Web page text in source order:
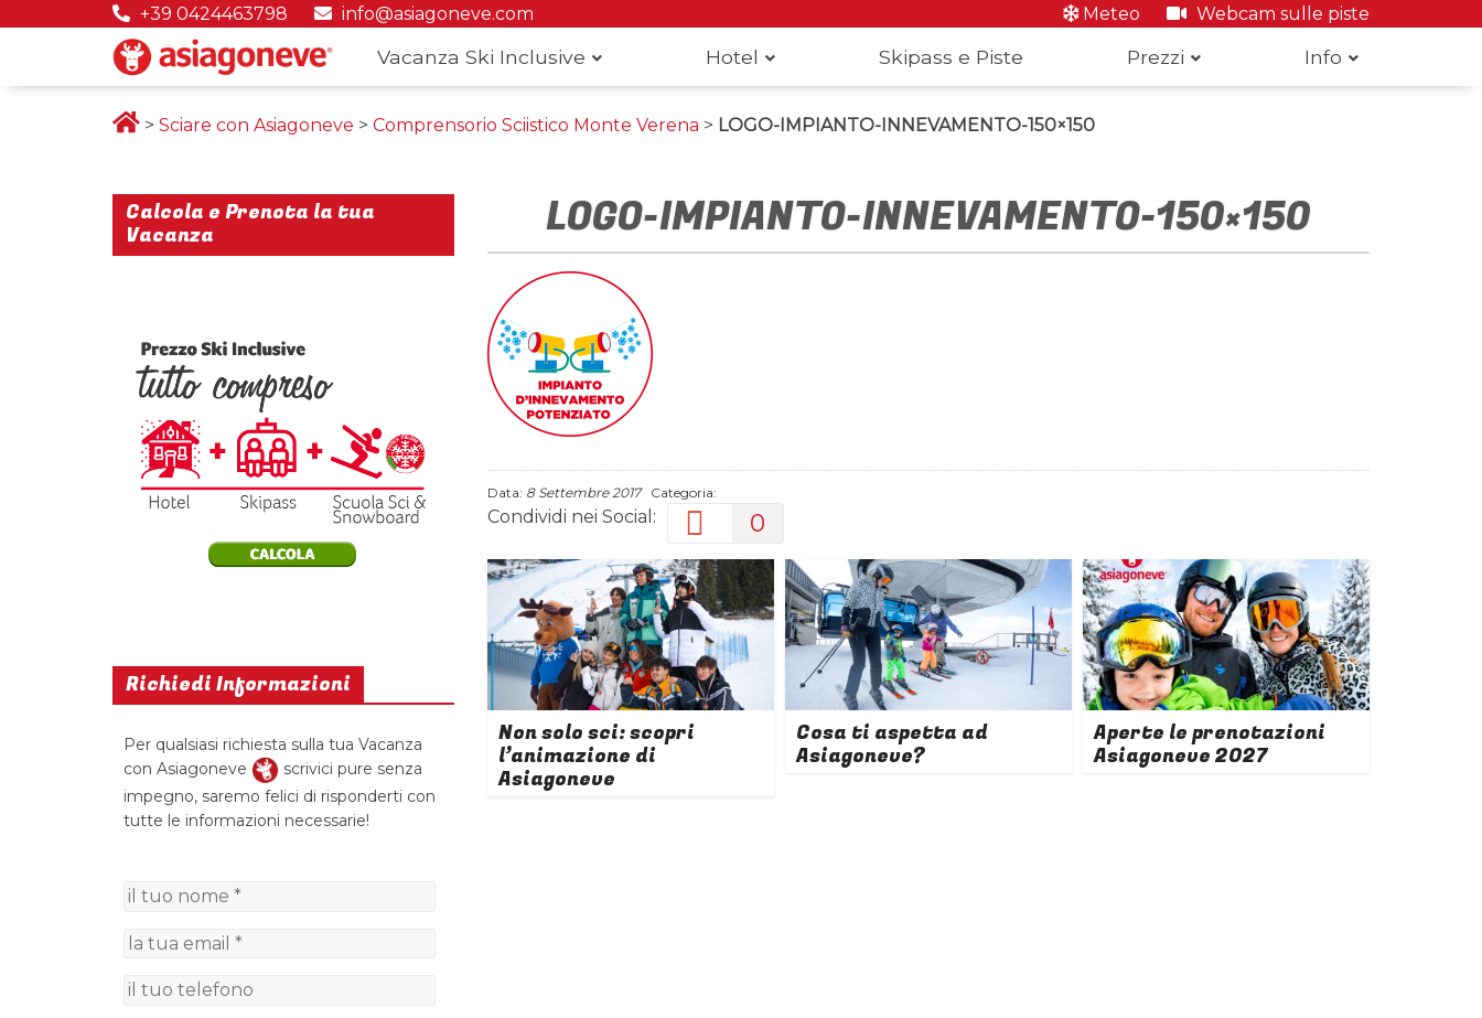
+39 0424463798 info@asiagoneve.com Meteo Webcam sulle piste
Vacanza Ski Inclusive Hotel Skipass e Piste Prezzi Info
> Sciare con Asiagoneve > Comprensorio Sciistico Monte Verena > LOGO-IMPIANTO-INNEVAMENTO-150×150
LOGO-IMPIANTO-INNEVAMENTO-150×150
Data: 8 Settembre 2017Categoria:
Condividi nei Social: 0
Non solo sci: scopri
l’animazione di
Asiagoneve
Cosa ti aspetta ad
Asiagoneve?
Aperte le prenotazioni
Asiagoneve 2027
Calcola e Prenota la tua
Vacanza
Richiedi Informazioni
Per qualsiasi richiesta sulla tua Vacanza
con Asiagoneve
scrivici pure senza
impegno, saremo felici di risponderti con
tutte le informazioni necessarie!